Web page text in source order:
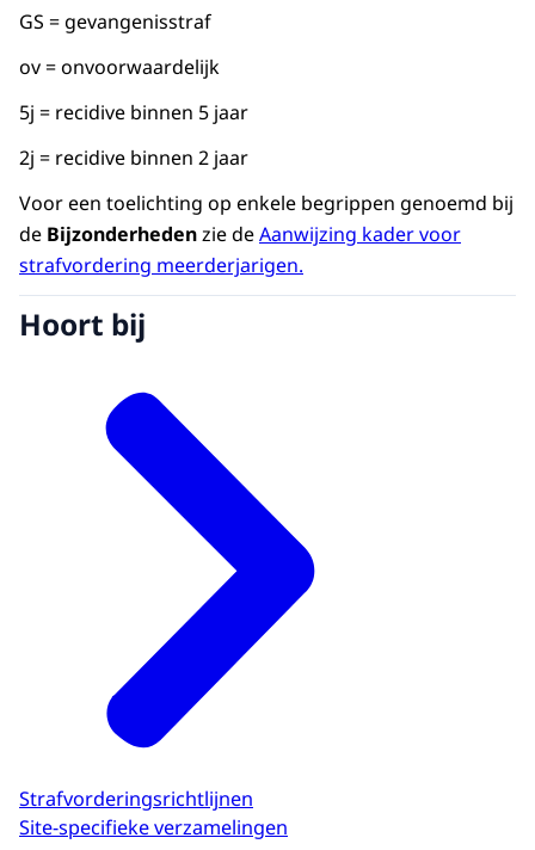
GS = gevangenisstraf
ov = onvoorwaardelijk
5j = recidive binnen 5 jaar
2j = recidive binnen 2 jaar
Voor een toelichting op enkele begrippen genoemd bij
de Bijzonderhedenzie deAanwijzing kader voor
strafvordering meerderjarigen.
Hoort bij
Strafvorderingsrichtlijnen
Site-specifieke verzamelingen